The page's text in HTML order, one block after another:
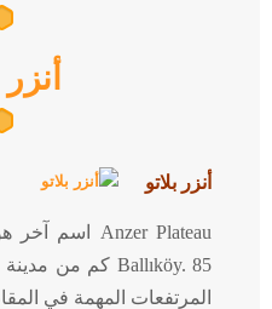
أنزر
أنزر بلاتو
Ballıköy.85 كم من مدينة ريزي.
المرتفعات المهمة في